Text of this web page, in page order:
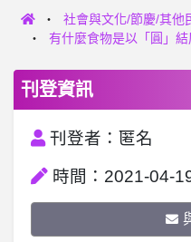
社會與文化/節慶/其他
有什麼食物是以「圓」
刊登資訊
刊登者：匿名
時間：2021-04-